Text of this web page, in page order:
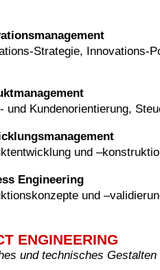
Strategie, Innovations-
und Kundenorientierung,
und
Engineering
und
ENGINEERING
und technisches